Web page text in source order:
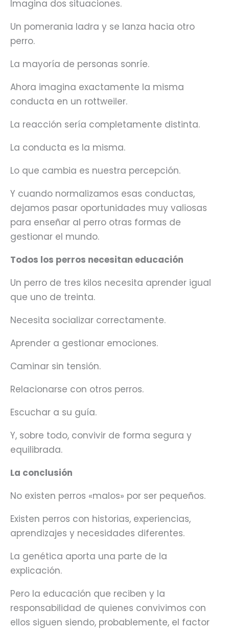
Imagina dos situaciones.
Un pomerania ladra y se lanza hacia otro
perro.
La mayoría de personas sonríe.
Ahora imagina exactamente la misma
conducta en un rottweiler.
La reacción sería completamente distinta.
La conducta es la misma.
Lo que cambia es nuestra percepción.
Y cuando normalizamos esas conductas,
dejamos pasar oportunidades muy valiosas
para enseñar al perro otras formas de
gestionar el mundo.
Todos los perros necesitan educación
Un perro de tres kilos necesita aprender igual
que uno de treinta.
Necesita socializar correctamente.
Aprender a gestionar emociones.
Caminar sin tensión.
Relacionarse con otros perros.
Escuchar a su guía.
Y, sobre todo, convivir de forma segura y
equilibrada.
La conclusión
No existen perros «malos» por ser pequeños.
Existen perros con historias, experiencias,
aprendizajes y necesidades diferentes.
La genética aporta una parte de la
explicación.
Pero la educación que reciben y la
responsabilidad de quienes convivimos con
ellos siguen siendo, probablemente, el factor